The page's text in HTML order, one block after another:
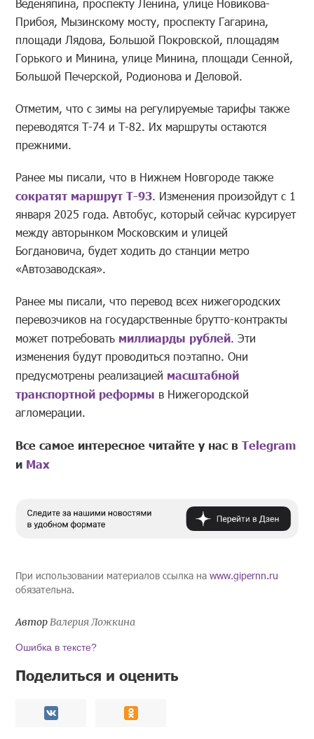
Веденяпина, проспекту Ленина, улице Новикова-
Прибоя, Мызинскому мосту, проспекту Гагарина,
площади Лядова, Большой Покровской, площадям
Горького и Минина, улице Минина, площади Сенной,
Большой Печерской, Родионова и Деловой.
Отметим, что с зимы на регулируемые тарифы также
переводятся Т-74 и Т-82. Их маршруты остаются
прежними.
Ранее мы писали, что в Нижнем Новгороде также
сократят маршрут Т-93. Изменения произойдут с 1
января 2025 года. Автобус, который сейчас курсирует
между авторынком Московским и улицей
Богдановича, будет ходить до станции метро
«Автозаводская».
Ранее мы писали, что перевод всех нижегородских
перевозчиков на государственные брутто-контракты
может потребовать миллиарды рублей. Эти
изменения будут проводиться поэтапно. Они
предусмотрены реализацией масштабной
транспортной реформы в Нижегородской
агломерации.
Все самое интересное читайте у нас вTelegram
и Mах
При использовании материалов ссылка наwww.gipernn.ru
обязательна.
АвторВалерия Ложкина
Ошибка в тексте?
Поделиться и оценить